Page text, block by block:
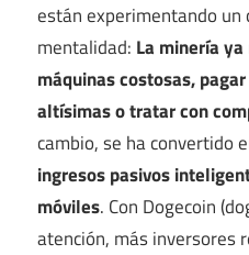
están experimentando
mentalidad: La minería
máquinas costosas,
altísimas o tratar con
cambio, se ha convertido
ingresos pasivos
móviles. Con Dogecoin
atención, más inversores